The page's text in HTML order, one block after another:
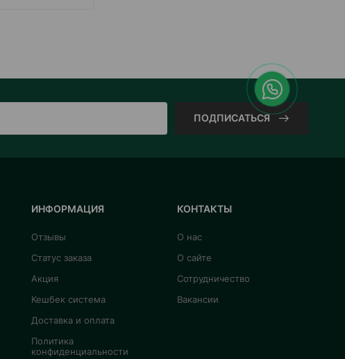
ПОДПИСАТЬСЯ
ИНФОРМАЦИЯ
Отзывы
Статус заказа
Акция
Кешбек система
Доставка и оплата
Политика
конфиденциальности
КОНТАКТЫ
О нас
О сайте
Сотрудничество
Вакансии